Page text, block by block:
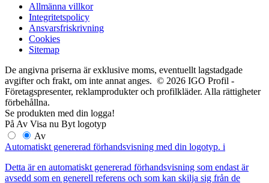
Allmänna villkor
Integritetspolicy
Ansvarsfriskrivning
Cookies
Sitemap
De angivna priserna är exklusive moms, eventuellt lagstadgade
avgifter och frakt, om inte annat anges. © 2026 IGO Profil -
Företagspresenter, reklamprodukter och profilkläder. Alla rättigheter
förbehållna.
Se produkten med din logga!
På Av Visa nu Byt logotyp
Av
Automatiskt genererad förhandsvisning med din logotyp. i
Detta är en automatiskt genererad förhandsvisning som endast är
avsedd som en generell referens och som kan skilja sig från de